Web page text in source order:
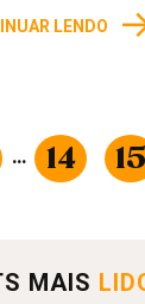
LENDO
… 14 15
MAIS